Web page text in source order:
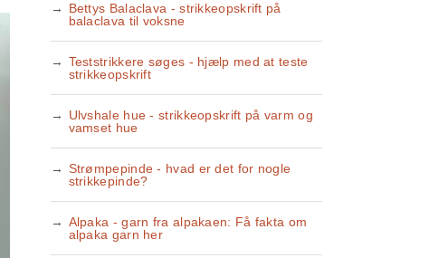
Bettys Balaclava - strikkeopskrift på
balaclava til voksne
Teststrikkere søges - hjælp med at teste
strikkeopskrift
Ulvshale hue - strikkeopskrift på varm og
vamset hue
Strømpepinde - hvad er det for nogle
strikkepinde?
Alpaka - garn fra alpakaen: Få fakta om
alpaka garn her